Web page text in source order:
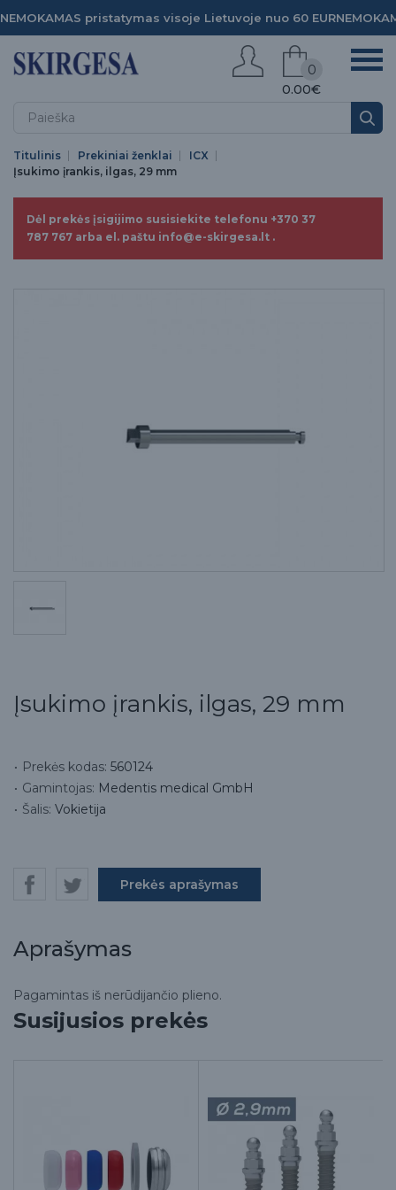
NEMOKAMAS pristatymas visoje Lietuvoje nuo 60 EUR
0.00€
0
Titulinis Prekiniai ženklai
ICX
Įsukimo įrankis, ilgas, 29 mm
Dėl prekės įsigijimo susisiekite telefonu +370 37
787 767 arba el. paštu info@e-skirgesa.lt .
Įsukimo įrankis, ilgas, 29 mm
Prekės kodas: 560124
Gamintojas: Medentis medical GmbH
Šalis: Vokietija
Prekės aprašymas
Aprašymas
Pagamintas iš nerūdijančio plieno.
Susijusios prekės